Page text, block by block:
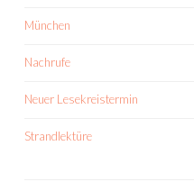
München
Nachrufe
Neuer Lesekreistermin
Strandlektüre